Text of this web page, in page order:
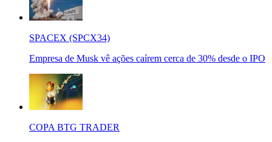
SPACEX (SPCX34)
Empresa de Musk vê ações caírem cerca de 30% desde o IPO
COPA BTG TRADER